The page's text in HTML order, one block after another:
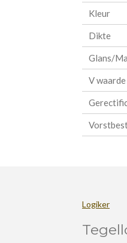
Kleur
Dikte
Glans/
V waarde
Logiker